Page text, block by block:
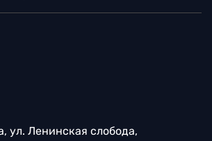
ул. Ленинская слобода,